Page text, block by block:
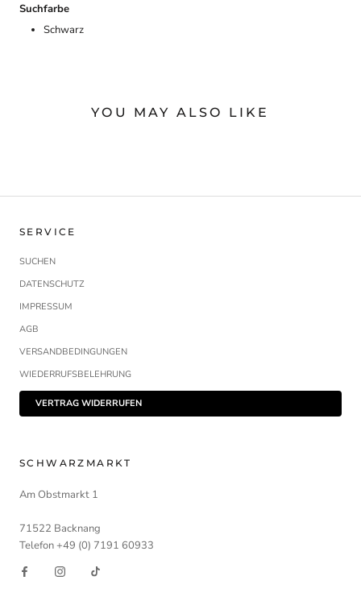
Suchfarbe
Schwarz
YOU MAY ALSO LIKE
SERVICE
SUCHEN
DATENSCHUTZ
IMPRESSUM
AGB
VERSANDBEDINGUNGEN
WIEDERRUFSBELEHRUNG
VERTRAG WIDERRUFEN
SCHWARZMARKT
Am Obstmarkt 1
71522 Backnang
Telefon +49 (0) 7191 60933